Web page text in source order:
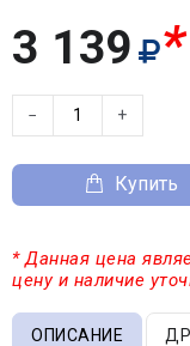
3 139 *
− +
Купить
* Данная цена
цену и наличие
ОПИСАНИЕ